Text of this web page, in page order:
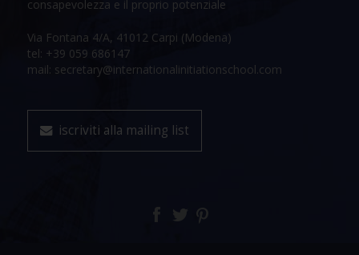
consapevolezza e il proprio potenziale
Via Fontana 4/A, 41012 Carpi (Modena)
tel: +39 059 686147
mail: secretary@internationalinitiationschool.com
iscriviti alla mailing list